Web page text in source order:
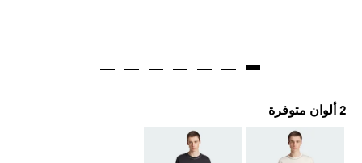
2 ألوان متوفرة